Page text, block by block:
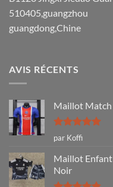
510405,guangzhou
guangdong,Chine
AVIS RÉCENTS
Maillot Match
Note5sur
5
par Koffi
Maillot
Noir